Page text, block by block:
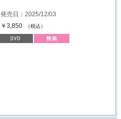
発売日：2025/12/03
￥3,850
（税込）